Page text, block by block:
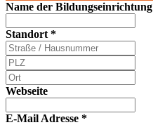
Name der Bildungseinrichtung
Standort *
Webseite
E-Mail Adresse *